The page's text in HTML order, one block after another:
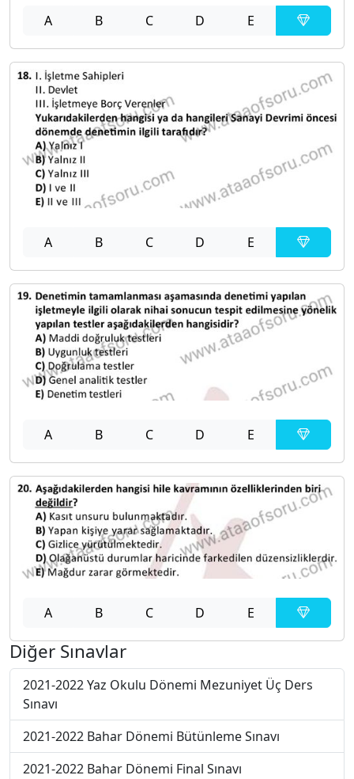
A B C D E
A B C D E
A B C D E
A B C D E
Diğer Sınavlar
2021-2022 Yaz Okulu Dönemi Mezuniyet Üç Ders
Sınavı
2021-2022 Bahar Dönemi Bütünleme Sınavı
2021-2022 Bahar Dönemi Final Sınavı